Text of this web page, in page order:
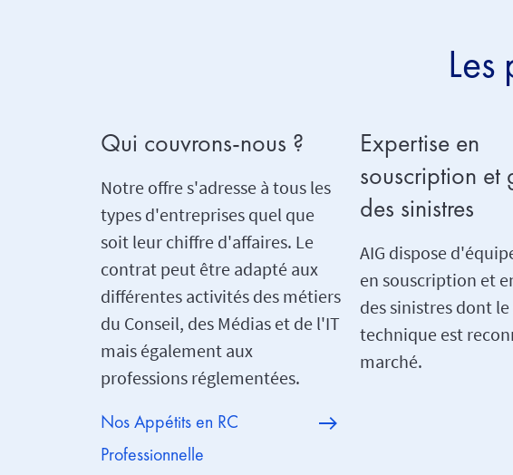
Les
Qui couvrons-nous ?
Notre offre s'adresse à tous les
types d'entreprises quel que
soit leur chiffre d'affaires. Le
contrat peut être adapté aux
différentes activités des métiers
du Conseil, des Médias et de l'IT
mais également aux
professions réglementées.
Nos Appétits en RC
Professionnelle
Expertise en
souscription et
des sinistres
AIG dispose
en souscription et
des sinistres dont
technique est
marché.